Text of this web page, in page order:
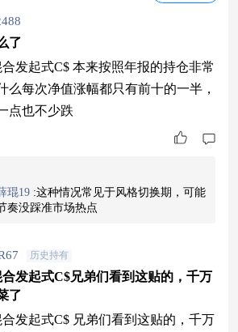
了
发起式C$ 本来按照年报的持仓非常
么每次净值涨幅都只有前十的一半，
点也不少跌
琨19 :这种情况常见于风格切换期，可能
奏没踩准市场热点
历史持有
发起式C$兄弟们看到这贴的，千万
了
发起式C$ 兄弟们看到这贴的，千万